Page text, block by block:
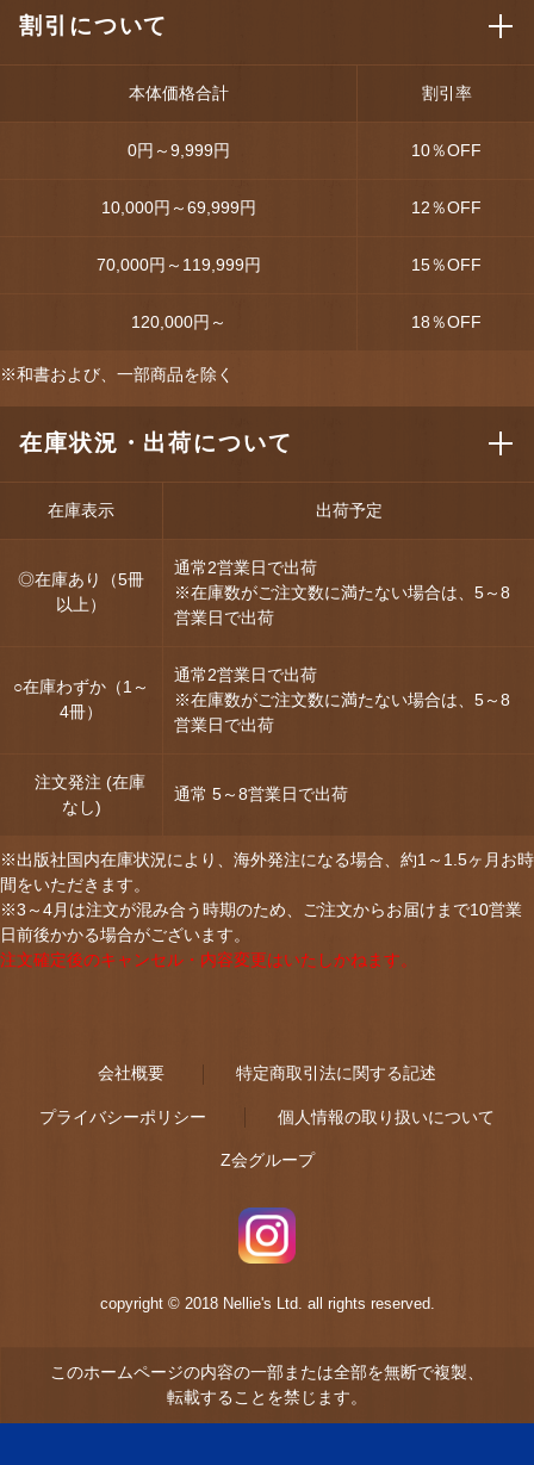
割引について
本体価格合計 割引率
0円～9,999円 10％OFF
10,000円～69,999円 12％OFF
70,000円～119,999円 15％OFF
120,000円～ 18％OFF
※和書および、一部商品を除く
在庫状況・出荷について
在庫表示 出荷予定
◎在庫あり（5冊
以上）
通常2営業日で出荷
※在庫数がご注文数に満たない場合は、5～8
営業日で出荷
○在庫わずか（1～
4冊）
通常2営業日で出荷
※在庫数がご注文数に満たない場合は、5～8
営業日で出荷
注文発注 (在庫
なし)
通常 5～8営業日で出荷
※出版社国内在庫状況により、海外発注になる場合、約1～1.5ヶ月お時
間をいただきます。
※3～4月は注文が混み合う時期のため、ご注文からお届けまで10営業
日前後かかる場合がございます。
注文確定後のキャンセル・内容変更はいたしかねます。
会社概要 特定商取引法に関する記述
プライバシーポリシー 個人情報の取り扱いについて
Z会グループ
copyright © 2018 Nellie's Ltd. all rights reserved.
このホームページの内容の一部または全部を無断で複製、
転載することを禁じます。